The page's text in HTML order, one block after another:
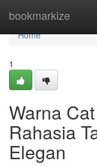
bookmarkize
Home
Home
1
Warna
Rahasia
Elegan